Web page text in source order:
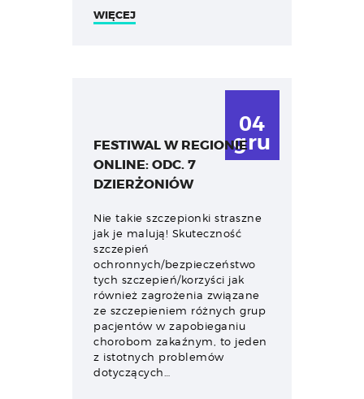
WIĘCEJ
04
gru
FESTIWAL W REGIONIE
ONLINE: ODC. 7
DZIERŻONIÓW
Nie takie szczepionki straszne
jak je malują! Skuteczność
szczepień
ochronnych/bezpieczeństwo
tych szczepień/korzyści jak
również zagrożenia związane
ze szczepieniem różnych grup
pacjentów w zapobieganiu
chorobom zakaźnym, to jeden
z istotnych problemów
dotyczących…